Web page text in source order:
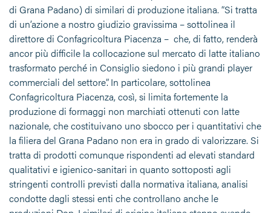
di Grana Padano) di similari di produzione italiana. “Si tratta
di un’azione a nostro giudizio gravissima – sottolinea il
direttore di Confagricoltura Piacenza – che, di fatto, renderà
ancor più difficile la collocazione sul mercato di latte italiano
trasformato perché in Consiglio siedono i più grandi player
commerciali del settore”. In particolare, sottolinea
Confagricoltura Piacenza, così, si limita fortemente la
produzione di formaggi non marchiati ottenuti con latte
nazionale, che costituivano uno sbocco per i quantitativi che
la filiera del Grana Padano non era in grado di valorizzare. Si
tratta di prodotti comunque rispondenti ad elevati standard
qualitativi e igienico-sanitari in quanto sottoposti agli
stringenti controlli previsti dalla normativa italiana, analisi
condotte dagli stessi enti che controllano anche le